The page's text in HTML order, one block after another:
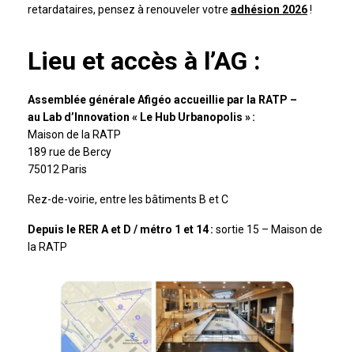
retardataires, pensez à renouveler votre adhésion 2026!
Lieu et accès à l’AG :
Assemblée générale Afigéo accueillie par la RATP –
au Lab d’Innovation « Le Hub Urbanopolis » :
Maison de la RATP
189 rue de Bercy
75012 Paris
Rez-de-voirie, entre les bâtiments B et C
Depuis le RER A et D / métro 1 et 14 : sortie 15 – Maison de
la RATP